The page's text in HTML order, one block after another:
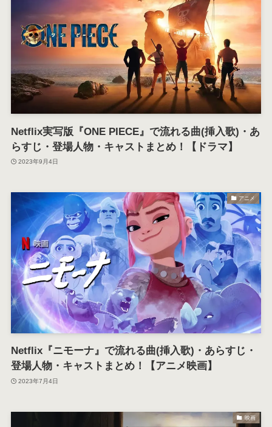
Netflix実写版『ONE PIECE』で流れる曲(挿入歌)・あ
らすじ・登場人物・キャストまとめ！【ドラマ】
2023年9月4日
アニメ
Netflix『ニモーナ』で流れる曲(挿入歌)・あらすじ・
登場人物・キャストまとめ！【アニメ映画】
2023年7月4日
映画